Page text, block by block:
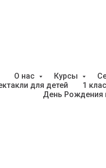
О нас Курсы
для детей
1
День Рождения
на